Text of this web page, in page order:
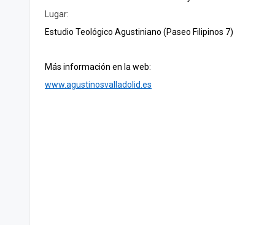
Lugar:
Estudio Teológico Agustiniano (Paseo Filipinos 7)
Más información en la web:
www.agustinosvalladolid.es